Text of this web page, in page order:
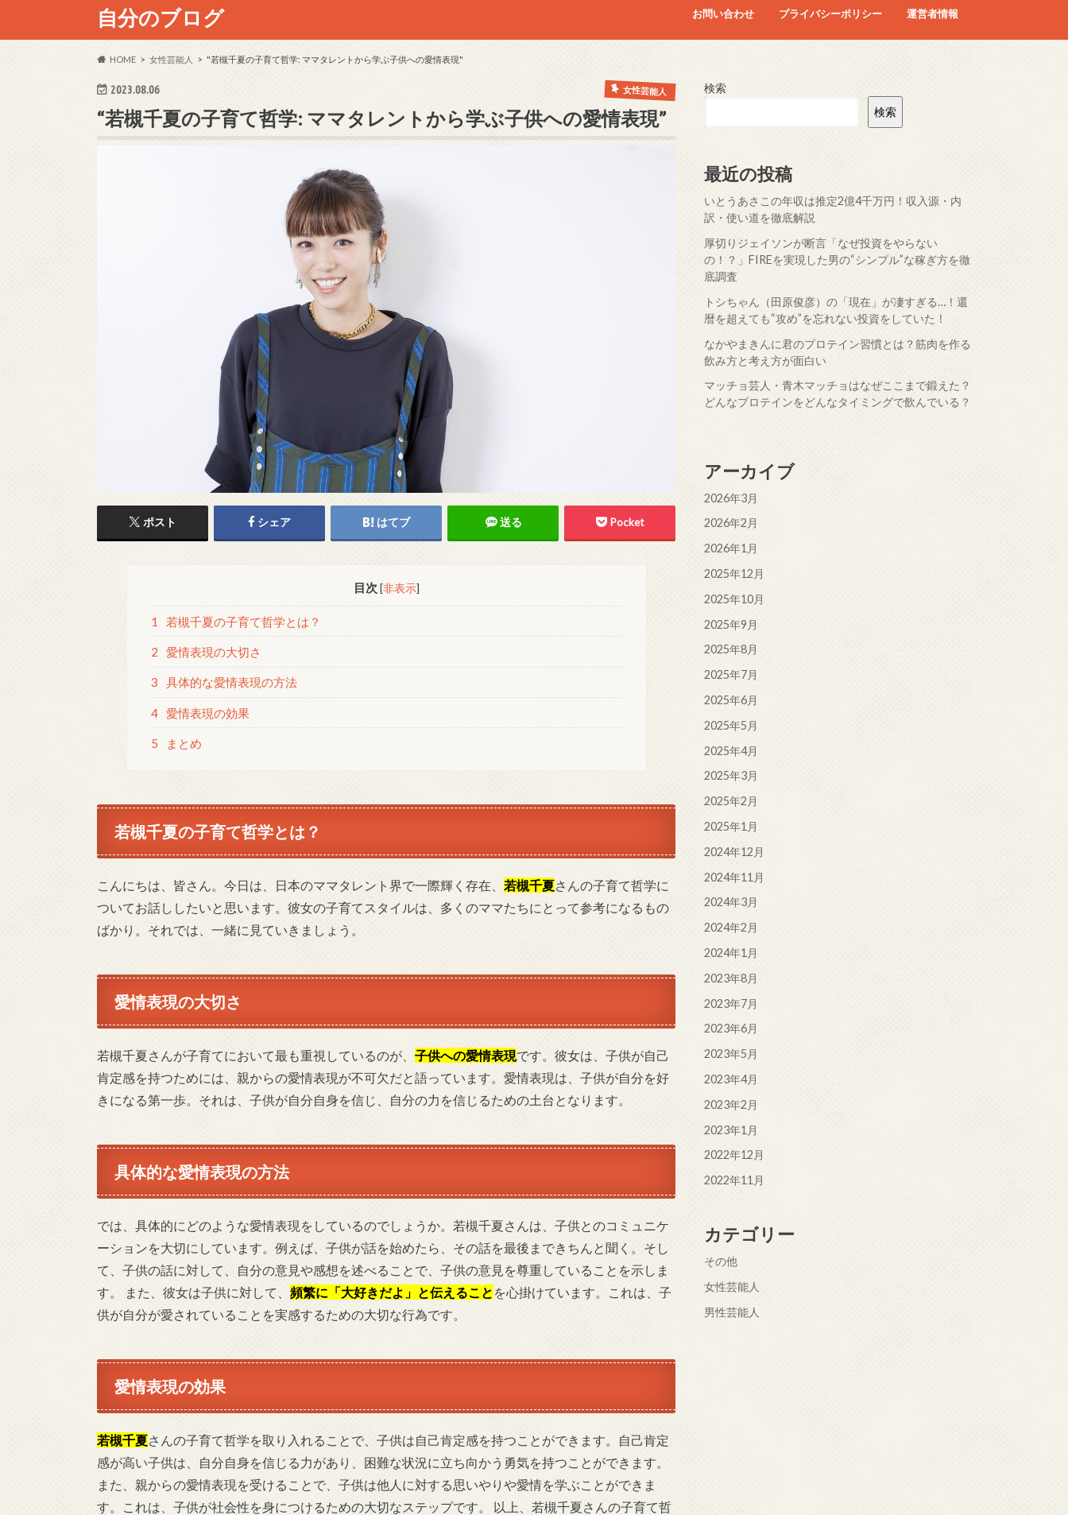
自分のブログ お問い合わせ プライバシーポリシー 運営者情報
HOME 女性芸能人 "若槻千夏の子育て哲学: ママタレントから学ぶ子供への愛情表現"
2023.08.06 女性芸能人
“若槻千夏の子育て哲学: ママタレントから学ぶ子供への愛情表現”
ポスト シェア はてブ 送る Pocket
目次 [非表示]
1 若槻千夏の子育て哲学とは？
2 愛情表現の大切さ
3 具体的な愛情表現の方法
4 愛情表現の効果
5 まとめ
若槻千夏の子育て哲学とは？
こんにちは、皆さん。今日は、日本のママタレント界で一際輝く存在、 若槻千夏さんの子育て哲学に
ついてお話ししたいと思います。彼女の子育てスタイルは、多くのママたちにとって参考になるもの
ばかり。それでは、一緒に見ていきましょう。
愛情表現の大切さ
若槻千夏さんが子育てにおいて最も重視しているのが、 子供への愛情表現です。彼女は、子供が自己
肯定感を持つためには、親からの愛情表現が不可欠だと語っています。愛情表現は、子供が自分を好
きになる第一歩。それは、子供が自分自身を信じ、自分の力を信じるための土台となります。
具体的な愛情表現の方法
では、具体的にどのような愛情表現をしているのでしょうか。若槻千夏さんは、子供とのコミュニケ
ーションを大切にしています。例えば、子供が話を始めたら、その話を最後まできちんと聞く。そし
て、子供の話に対して、自分の意見や感想を述べることで、子供の意見を尊重していることを示しま
す。 また、彼女は子供に対して、 頻繁に「大好きだよ」と伝えること を心掛けています。これは、子
供が自分が愛されていることを実感するための大切な行為です。
愛情表現の効果
若槻千夏さんの子育て哲学を取り入れることで、子供は自己肯定感を持つことができます。自己肯定
感が高い子供は、自分自身を信じる力があり、困難な状況に立ち向かう勇気を持つことができます。
また、親からの愛情表現を受けることで、子供は他人に対する思いやりや愛情を学ぶことができま
す。これは、子供が社会性を身につけるための大切なステップです。 以上、若槻千夏さんの子育て哲
検索
検索
最近の投稿
いとうあさこの年収は推定2億4千万円！収入源・内
訳・使い道を徹底解説
厚切りジェイソンが断言「なぜ投資をやらない
の！？」FIREを実現した男の“シンプル”な稼ぎ方を徹
底調査
トシちゃん（田原俊彦）の「現在」が凄すぎる…！還
暦を超えても“攻め”を忘れない投資をしていた！
なかやまきんに君のプロテイン習慣とは？筋肉を作る
飲み方と考え方が面白い
マッチョ芸人・青木マッチョはなぜここまで鍛えた？
どんなプロテインをどんなタイミングで飲んでいる？
アーカイブ
2026年3月
2026年2月
2026年1月
2025年12月
2025年10月
2025年9月
2025年8月
2025年7月
2025年6月
2025年5月
2025年4月
2025年3月
2025年2月
2025年1月
2024年12月
2024年11月
2024年3月
2024年2月
2024年1月
2023年8月
2023年7月
2023年6月
2023年5月
2023年4月
2023年2月
2023年1月
2022年12月
2022年11月
カテゴリー
その他
女性芸能人
男性芸能人